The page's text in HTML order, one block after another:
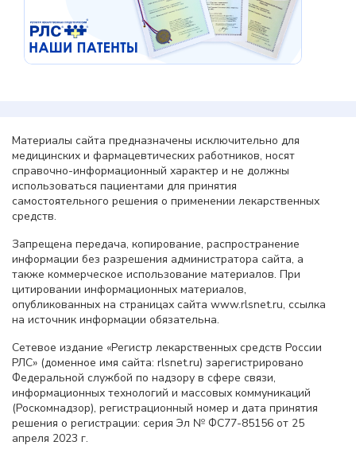
Материалы сайта предназначены исключительно для
медицинских и фармацевтических работников, носят
справочно-информационный характер и не должны
использоваться пациентами для принятия
самостоятельного решения о применении лекарственных
средств.
Запрещена передача, копирование, распространение
информации без разрешения администратора сайта, а
также коммерческое использование материалов. При
цитировании информационных материалов,
опубликованных на страницах сайта www.rlsnet.ru, ссылка
на источник информации обязательна.
Сетевое издание «Регистр лекарственных средств России
РЛС» (доменное имя сайта: rlsnet.ru) зарегистрировано
Федеральной службой по надзору в сфере связи,
информационных технологий и массовых коммуникаций
(Роскомнадзор), регистрационный номер и дата принятия
решения о регистрации: серия Эл № ФС77-85156 от 25
апреля 2023 г.